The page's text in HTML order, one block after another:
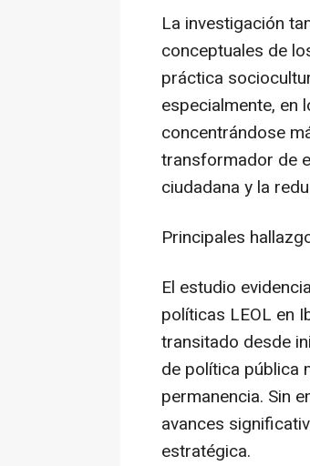
La investigación
conceptuales de
práctica
especialmente, en
concentrándose
transformador de
ciudadana y la
Principales
El estudio
políticas LEOL en
transitado desde
de política pública
permanencia. Sin
avances
estratégica.